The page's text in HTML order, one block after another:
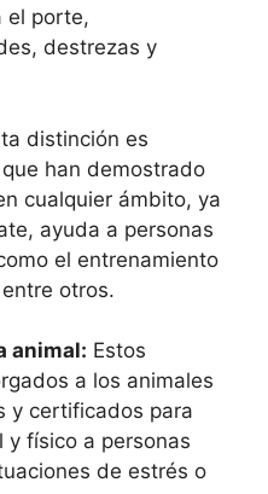
el porte,
destrezas y
distinción es
han demostrado
cualquier ámbito, ya
ayuda a personas
el entrenamiento
otros.
animal: Estos
a los animales
y certificados para
y físico a personas
de estrés o